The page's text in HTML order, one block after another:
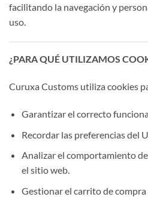
facilitando la navegación y
uso.
¿PARA QUÉ UTILIZAMOS
Curuxa Customs utiliza cookies
Garantizar el correcto
Recordar las preferencias del
Analizar el comportamiento
el sitio web.
Gestionar el carrito de compra